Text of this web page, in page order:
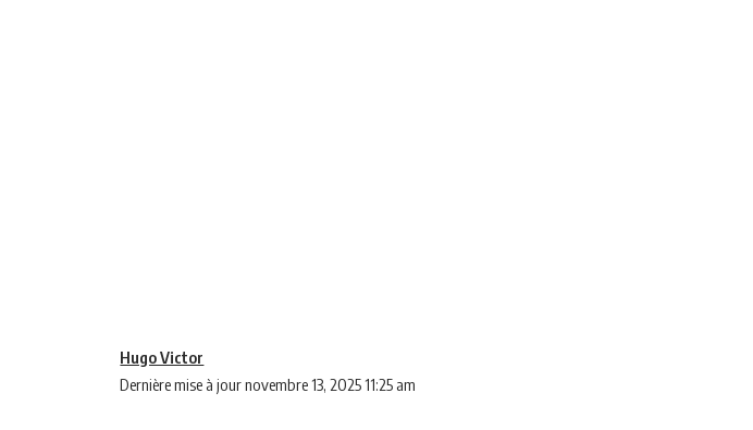
Dernière mise à jour novembre 13, 2025 11:25 am
Hugo Victor